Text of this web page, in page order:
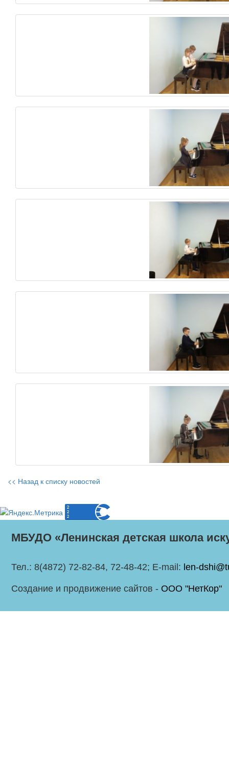
<< Назад к списку новостей
МБУДО «Ленинская детская школа
Тел.: 8(4872) 72-82-84, 72-48-42; E-mail: len-
Создание и продвижение сайтов - ООО "НетКор"